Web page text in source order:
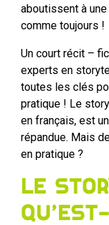
aboutissent à
comme toujours !
Un court récit –
experts en
toutes les clés
pratique ! Le
en français, est
répandue. Mais
en pratique ?
Le